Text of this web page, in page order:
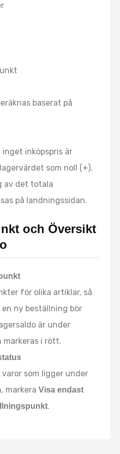
baserat på
inköpspris är
som noll (+).
av det totala
på landningssidan.
och Översikt
för olika artiklar, så
ny beställning bör
är under
i rött.
som ligger under
markeraVisa endast
.